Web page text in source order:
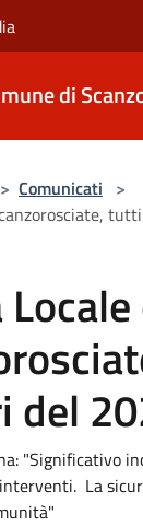
di
> Comunicati >
del
"Significativo
La